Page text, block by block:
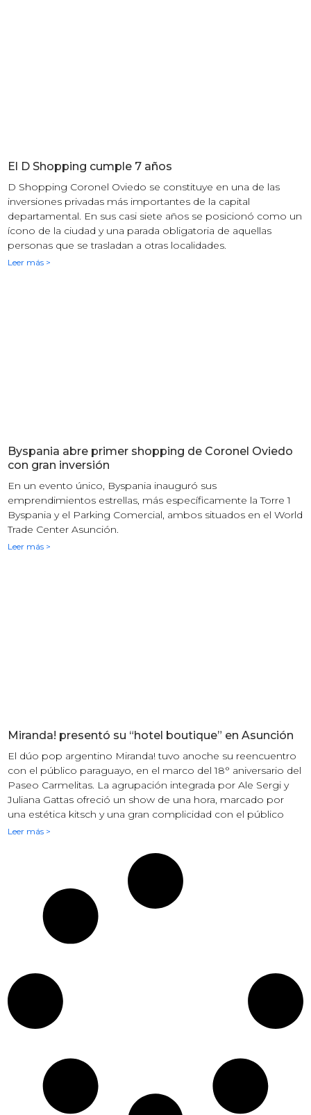
El D Shopping cumple 7 años
D Shopping Coronel Oviedo se constituye en una de las
inversiones privadas más importantes de la capital
departamental. En sus casi siete años se posicionó como un
ícono de la ciudad y una parada obligatoria de aquellas
personas que se trasladan a otras localidades.
Leer más >
Byspania abre primer shopping de Coronel Oviedo
con gran inversión
En un evento único, Byspania inauguró sus
emprendimientos estrellas, más específicamente la Torre 1
Byspania y el Parking Comercial, ambos situados en el World
Trade Center Asunción.
Leer más >
Miranda! presentó su “hotel boutique” en Asunción
El dúo pop argentino Miranda! tuvo anoche su reencuentro
con el público paraguayo, en el marco del 18° aniversario del
Paseo Carmelitas. La agrupación integrada por Ale Sergi y
Juliana Gattas ofreció un show de una hora, marcado por
una estética kitsch y una gran complicidad con el público
Leer más >